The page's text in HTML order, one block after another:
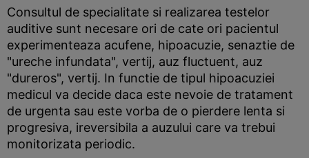
Consultul de specialitate si realizarea testelor
auditive sunt necesare ori de cate ori pacientul
experimenteaza acufene, hipoacuzie, senaztie de
"ureche infundata", vertij, auz fluctuent, auz
"dureros", vertij. In functie de tipul hipoacuziei
medicul va decide daca este nevoie de tratament
de urgenta sau este vorba de o pierdere lenta si
progresiva, ireversibila a auzului care va trebui
monitorizata periodic.